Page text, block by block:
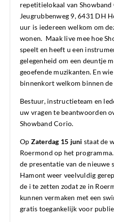
repetitielokaal van Showband
Jeugrubbenweg 9, 6431 DH
uur is iedereen welkom om
wonen. Maak live mee hoe
speelt en heeft u een
gelegenheid om een deuntje
geoefende muzikanten. En
binnenkort welkom binnen
Bestuur, instructieteam en
uw vragen te beantwoorden
Showband Corio.
Op Zaterdag 15 juni staat de
Roermond op het
de presentatie van de nieuwe
Hamont weer veelvuldig
de i te zetten zodat ze in
kunnen vermaken met een
gratis toegankelijk voor